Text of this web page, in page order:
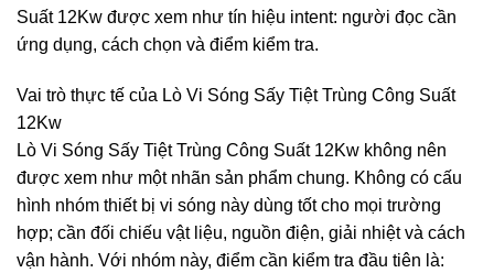
Suất 12Kw được xem như tín hiệu intent: người đọc cần
ứng dụng, cách chọn và điểm kiểm tra.
Vai trò thực tế của Lò Vi Sóng Sấy Tiệt Trùng Công Suất
12Kw
Lò Vi Sóng Sấy Tiệt Trùng Công Suất 12Kw không nên
được xem như một nhãn sản phẩm chung. Không có cấu
hình nhóm thiết bị vi sóng này dùng tốt cho mọi trường
hợp; cần đối chiếu vật liệu, nguồn điện, giải nhiệt và cách
vận hành. Với nhóm này, điểm cần kiểm tra đầu tiên là: